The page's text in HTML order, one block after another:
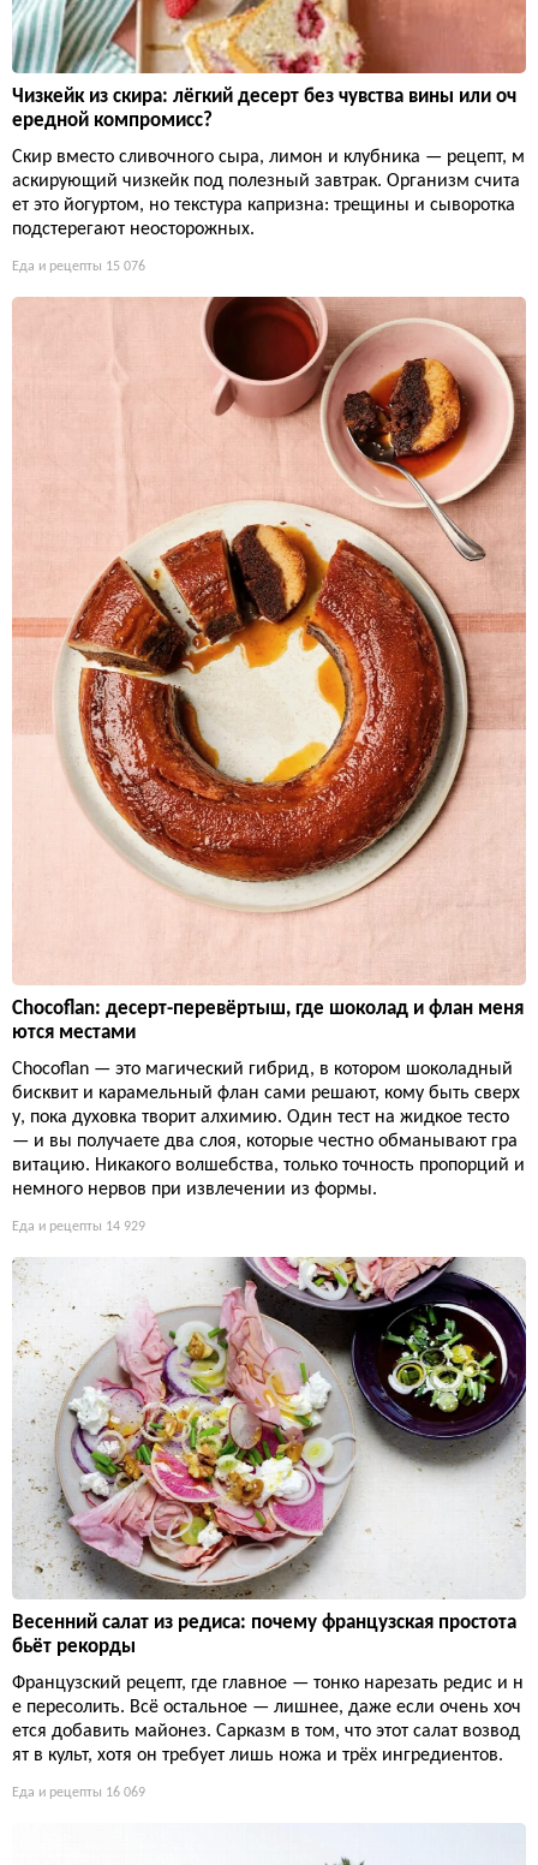
Чизкейк из скира: лёгкий десерт без чувства вины или оч
ередной компромисс?
Скир вместо сливочного сыра, лимон и клубника — рецепт, м
аскирующий чизкейк под полезный завтрак. Организм счита
ет это йогуртом, но текстура капризна: трещины и сыворотка
подстерегают неосторожных.
Еда и рецепты 15 076
Chocoflan: десерт-перевёртыш, где шоколад и флан меня
ются местами
Chocoflan — это магический гибрид, в котором шоколадный
бисквит и карамельный флан сами решают, кому быть сверх
у, пока духовка творит алхимию. Один тест на жидкое тесто
— и вы получаете два слоя, которые честно обманывают гра
витацию. Никакого волшебства, только точность пропорций и
немного нервов при извлечении из формы.
Еда и рецепты 14 929
Весенний салат из редиса: почему французская простота
бьёт рекорды
Французский рецепт, где главное — тонко нарезать редис и н
е пересолить. Всё остальное — лишнее, даже если очень хоч
ется добавить майонез. Сарказм в том, что этот салат возвод
ят в культ, хотя он требует лишь ножа и трёх ингредиентов.
Еда и рецепты 16 069